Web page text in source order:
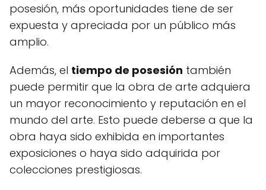
posesión, más oportunidades tiene de ser
expuesta y apreciada por un público más
amplio.
Además, el tiempo de posesión también
puede permitir que la obra de arte adquiera
un mayor reconocimiento y reputación en el
mundo del arte. Esto puede deberse a que la
obra haya sido exhibida en importantes
exposiciones o haya sido adquirida por
colecciones prestigiosas.